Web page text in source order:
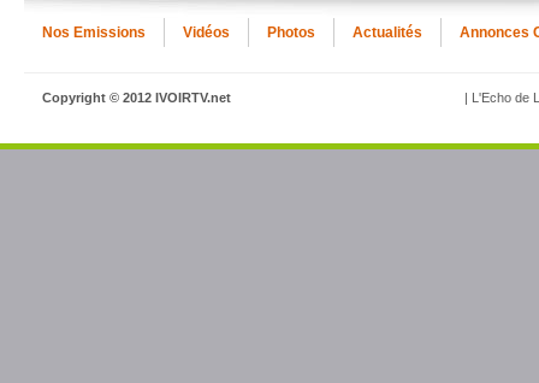
Nos Emissions Vidéos Photos Actualités Annonces
Copyright © 2012 IVOIRTV.net | L'Echo de